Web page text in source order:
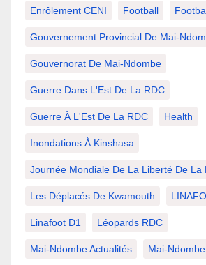
Enrôlement CENI Football
Gouvernement Provincial De Mai-
Gouvernorat De Mai-Ndombe
Guerre Dans L'Est De La RDC
Guerre À L'Est De La RDC Health
Inondations À Kinshasa
Journée Mondiale De La Liberté De La
Les Déplacés De Kwamouth
Linafoot D1 Léopards RDC
Mai-Ndombe Actualités Mai-